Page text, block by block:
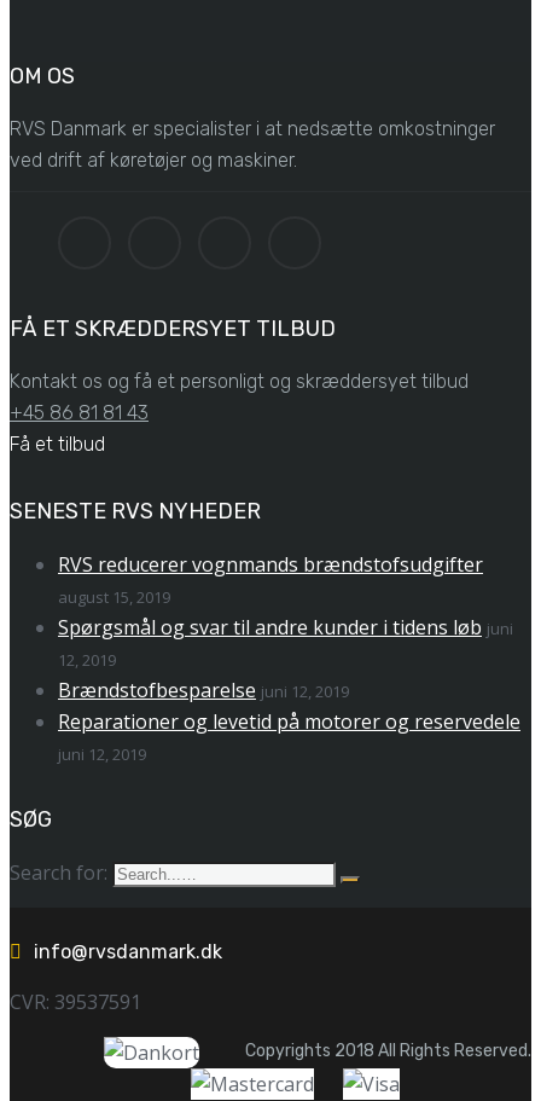
OM OS
RVS Danmark er specialister i at nedsætte omkostninger
ved drift af køretøjer og maskiner.
FÅ ET SKRÆDDERSYET TILBUD
Kontakt os og få et personligt og skræddersyet tilbud
+45 86 81 81 43
Få et tilbud
SENESTE RVS NYHEDER
RVS reducerer vognmands brændstofsudgifter
august 15, 2019
Spørgsmål og svar til andre kunder i tidens løb juni
12, 2019
Brændstofbesparelse juni 12, 2019
Reparationer og levetid på motorer og reservedele
juni 12, 2019
SØG
Search for:
info@rvsdanmark.dk
CVR: 39537591
Copyrights 2018 All Rights Reserved.